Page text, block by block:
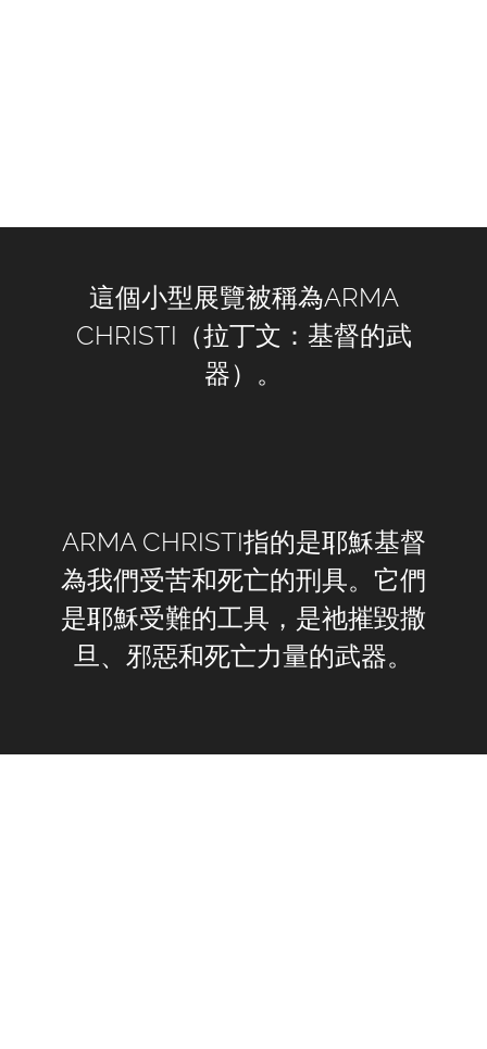
這個小型展覽被稱為ARMA
CHRISTI（拉丁文：基督的武
器）。
ARMA CHRISTI指的是耶穌基督
為我們受苦和死亡的刑具。它們
是耶穌受難的工具，是祂摧毀撒
旦、邪惡和死亡力量的武器。